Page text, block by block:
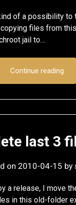
of a possibility to
files from
jail to…
Continue reading
last 3
on 2010-04-15 by
a release, I move
in this old-folder